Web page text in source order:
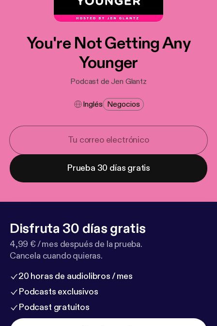
You're Not Getting Any
Younger
Podcast de Jen Glantz
Inglés Negocios
Prueba 30 días gratis
Disfruta 30 días gratis
4,99 € / mes después de la prueba.
Cancela cuando quieras.
20 horas de audiolibros / mes
Podcasts exclusivos
Podcast gratuitos